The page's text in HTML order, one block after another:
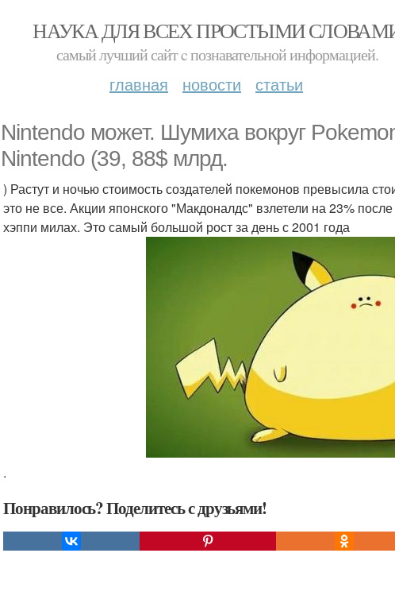
НАУКА ДЛЯ ВСЕХ ПРОСТЫМИ
самый лучший сайт c познавательной информацией.
главная новости статьи
Nintendo может. Шумиха вокруг
Nintendo (39, 88$ млрд.
) Растут и ночью стоимость создателей покемонов превысила
это не все. Акции японского "Макдоналдс" взлетели на 23%
хэппи милах. Это самый большой рост за день с 2001 года
.
Понравилось? Поделитесь с друзьями!